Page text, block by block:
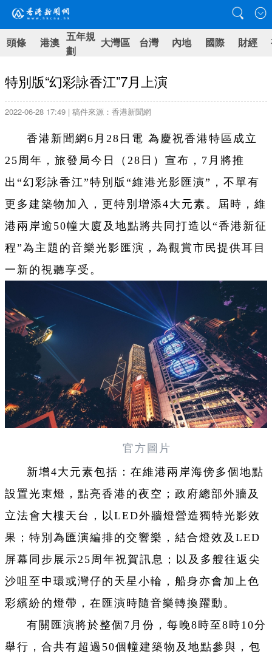
頭條 港澳 五年規
劃
大灣區 台灣 內地 國際 財經
特別版“幻彩詠香江”7月上演
2022-06-28 17:49 | 稿件來源：香港新聞網
香港新聞網6月28日電 為慶祝香港特區成立
25周年，旅發局今日（28日）宣布，7月將推
出“幻彩詠香江”特別版“維港光影匯演”，不單有
更多建築物加入，更特別增添4大元素。屆時，維
港兩岸逾50幢大廈及地點將共同打造以“香港新征
程”為主題的音樂光影匯演，為觀賞市民提供耳目
一新的視聽享受。
官方圖片
新增4大元素包括：在維港兩岸海傍多個地點
設置光束燈，點亮香港的夜空；政府總部外牆及
立法會大樓天台，以LED外牆燈營造獨特光影效
果；特別為匯演編排的交響樂，結合燈效及LED
屏幕同步展示25周年祝賀訊息；以及多艘往返尖
沙咀至中環或灣仔的天星小輪，船身亦會加上色
彩繽紛的燈帶，在匯演時隨音樂轉換躍動。
有關匯演將於整個7月份，每晚8時至8時10分
舉行，合共有超過50個幢建築物及地點參與，包